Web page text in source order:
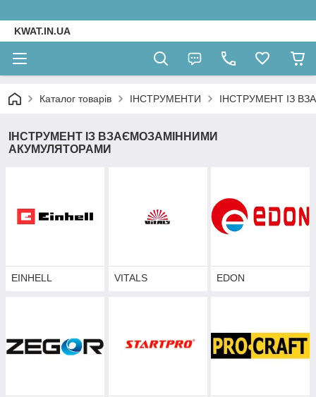
KWAT.IN.UA
Каталог товарів ІНСТРУМЕНТИ ІНСТРУМЕНТ ІЗ
ІНСТРУМЕНТ ІЗ ВЗАЄМОЗАМІННИМИ
АКУМУЛЯТОРАМИ
EINHELL VITALS EDON